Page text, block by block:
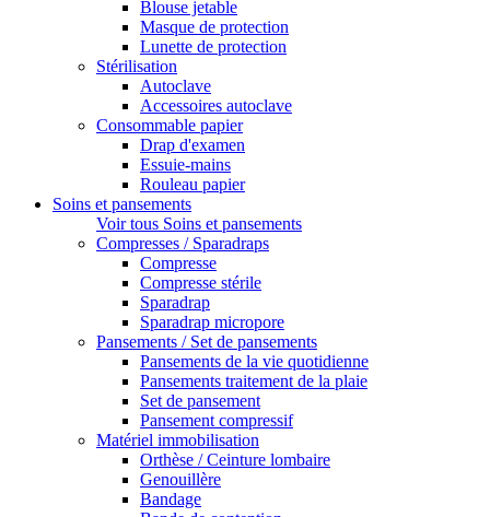
Blouse jetable
Masque de protection
Lunette de protection
Stérilisation
Autoclave
Accessoires autoclave
Consommable papier
Drap d'examen
Essuie-mains
Rouleau papier
Soins et pansements
Voir tous Soins et pansements
Compresses / Sparadraps
Compresse
Compresse stérile
Sparadrap
Sparadrap micropore
Pansements / Set de pansements
Pansements de la vie quotidienne
Pansements traitement de la plaie
Set de pansement
Pansement compressif
Matériel immobilisation
Orthèse / Ceinture lombaire
Genouillère
Bandage